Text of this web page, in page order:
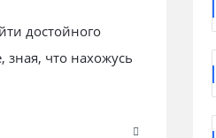
достойного
зная, что нахожусь